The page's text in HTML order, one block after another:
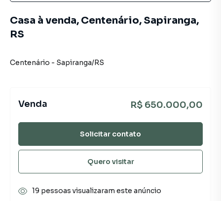
Casa à venda, Centenário, Sapiranga,
RS
Centenário - Sapiranga/RS
Venda R$ 650.000,00
Solicitar contato
Quero visitar
19 pessoas visualizaram este anúncio